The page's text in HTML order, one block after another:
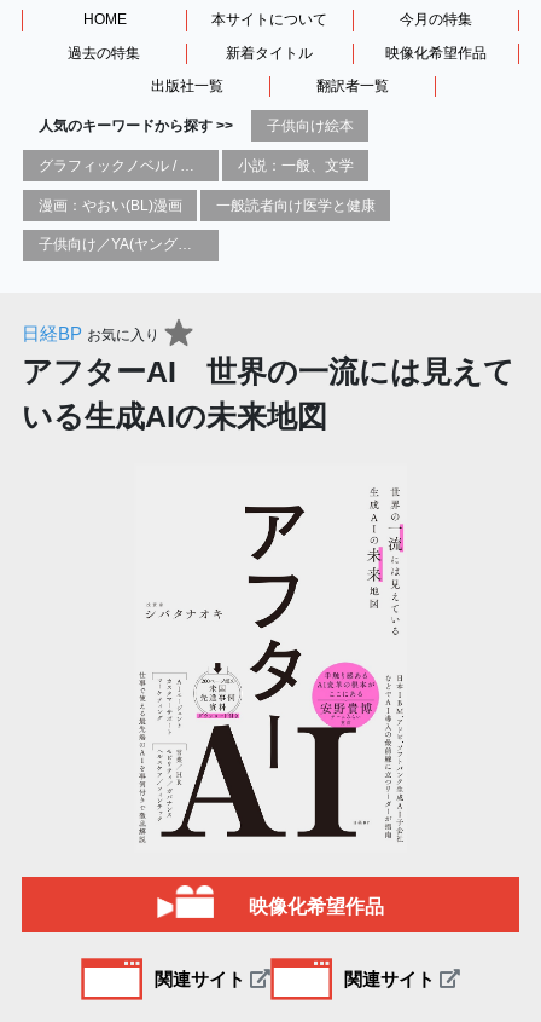
HOME 本サイトについて
今月の特集
過去の特集
新着タイトル
映像化希望作品
出版社一覧
翻訳者一覧
人気のキーワードから探す >> 子供向け絵本
小説：一般、文学
漫画：やおい(BL)漫画 一般読者向け医学と健康
子供向け／YA(ヤングアダルト)向け一般：芸術&芸術家
日経BP お気に入り
アフターAI 世界の一流には見えて
いる生成AIの未来地図
映像化希望作品
関連サイト 関連サイト